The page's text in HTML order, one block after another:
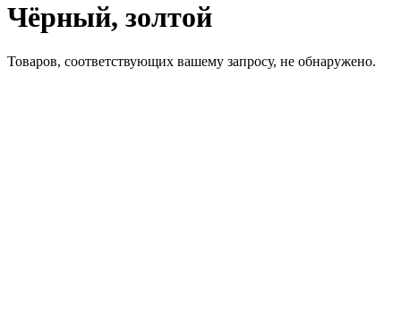
Чёрный, золтой
Товаров, соответствующих вашему запросу, не обнаружено.